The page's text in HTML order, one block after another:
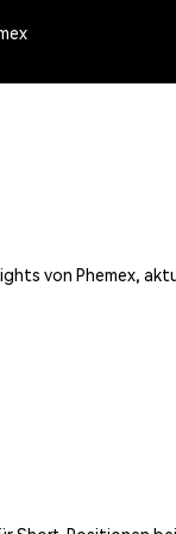
von Phemex,